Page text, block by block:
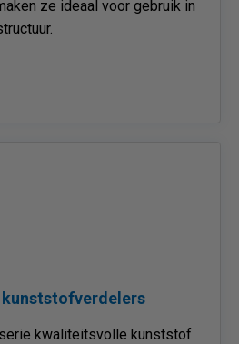
ze ideaal voor gebruik in
kunststofverdelers
kwaliteitsvolle kunststof